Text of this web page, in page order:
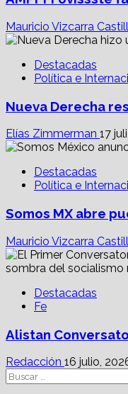
Mauricio Vizcarra
Destacadas
Política e
Nueva Derecha
Elías Zimmerman 17
Destacadas
Política e
Somos MX abre
Mauricio Vizcarra
Destacadas
Fe
Alistan
Redacción 16 julio,
Buscar: